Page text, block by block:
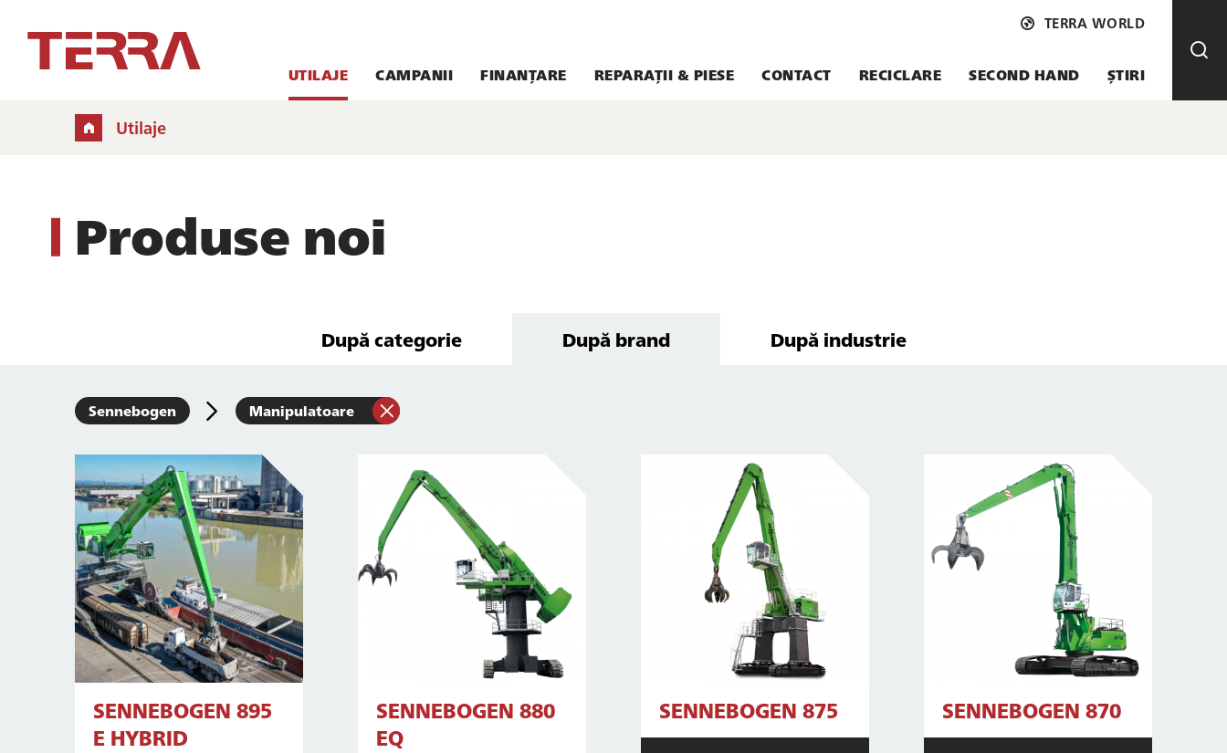
UTILAJE CAMPANII FINANȚARE REPARAȚII & PIESE CONTACT RECICLARE SECOND HAND ȘTIRI
TERRA WORLD
Utilaje
Produse noi
După categorie După brand După industrie
Sennebogen Manipulatoare
SENNEBOGEN 895
E HYBRID
SENNEBOGEN 880
EQ
SENNEBOGEN 875 SENNEBOGEN 870